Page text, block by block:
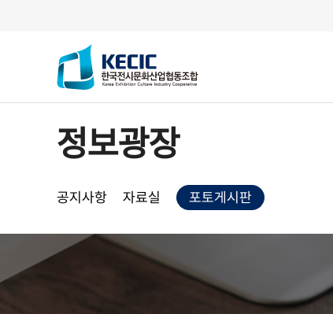
한국전시문화산업협동조합
정보광장
공지사항 자료실 포토게시판